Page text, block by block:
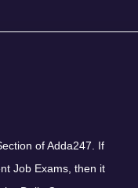
of Adda247. If
Job Exams, then it